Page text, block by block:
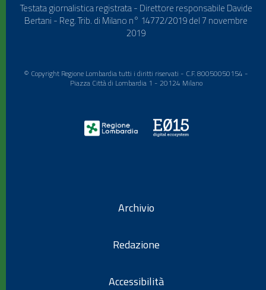
Testata giornalistica registrata - Direttore responsabile Davide
Bertani - Reg. Trib. di Milano n° 14772/2019 del 7 novembre
2019
© Copyright Regione Lombardia tutti i diritti riservati - C.F. 80050050154 -
Piazza Città di Lombardia 1 - 20124 Milano
Archivio
Redazione
Accessibilità